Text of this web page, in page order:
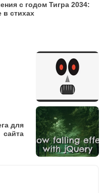
с годом Тигра 2034:
в стихах
для
сайта